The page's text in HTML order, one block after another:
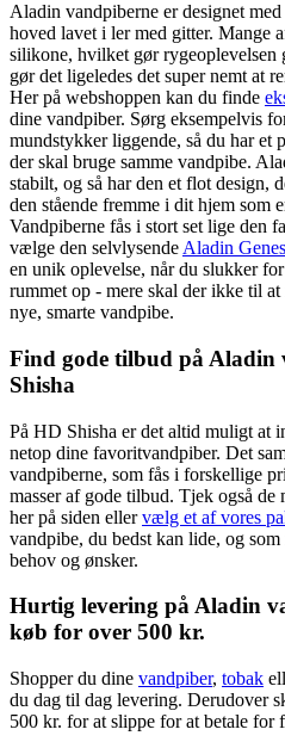
Aladin vandpiberne er designet
hoved lavet i ler med gitter. Mange
silikone, hvilket gør rygeoplevelsen
gør det ligeledes det super nemt at
Her på webshoppen kan du finde
dine vandpiber. Sørg eksempelvis
mundstykker liggende, så du har et
der skal bruge samme vandpibe.
stabilt, og så har den et flot design,
den stående fremme i dit hjem som
Vandpiberne fås i stort set lige den
vælge den selvlysende Aladin
en unik oplevelse, når du slukker
rummet op - mere skal der ikke til
nye, smarte vandpibe.
Find gode tilbud på Aladin
Shisha
På HD Shisha er det altid muligt at
netop dine favoritvandpiber. Det
vandpiberne, som fås i forskellige
masser af gode tilbud. Tjek også de
her på siden ellervælg et af vores
vandpibe, du bedst kan lide, og
behov og ønsker.
Hurtig levering på Aladin
køb for over 500 kr.
Shopper du dine vandpiber, tobak
du dag til dag levering. Derudover
500 kr. for at slippe for at betale for